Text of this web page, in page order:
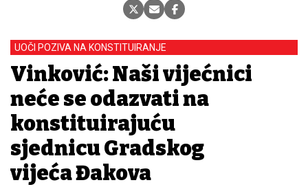
UOČI POZIVA NA KONSTITUIRANJE
Vinković: Naši vijećnici
neće se odazvati na
konstituirajuću
sjednicu Gradskog
vijeća Đakova